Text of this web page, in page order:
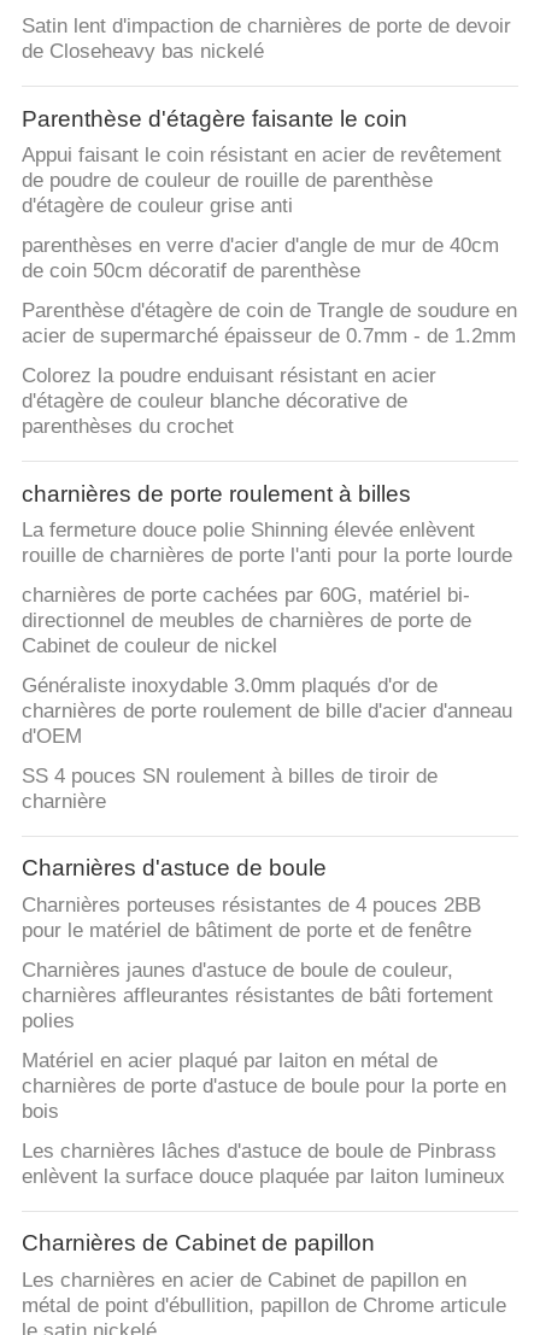
Satin lent d'impaction de charnières de porte de devoir
de Closeheavy bas nickelé
Parenthèse d'étagère faisante le coin
Appui faisant le coin résistant en acier de revêtement
de poudre de couleur de rouille de parenthèse
d'étagère de couleur grise anti
parenthèses en verre d'acier d'angle de mur de 40cm
de coin 50cm décoratif de parenthèse
Parenthèse d'étagère de coin de Trangle de soudure en
acier de supermarché épaisseur de 0.7mm - de 1.2mm
Colorez la poudre enduisant résistant en acier
d'étagère de couleur blanche décorative de
parenthèses du crochet
charnières de porte roulement à billes
La fermeture douce polie Shinning élevée enlèvent
rouille de charnières de porte l'anti pour la porte lourde
charnières de porte cachées par 60G, matériel bi-
directionnel de meubles de charnières de porte de
Cabinet de couleur de nickel
Généraliste inoxydable 3.0mm plaqués d'or de
charnières de porte roulement de bille d'acier d'anneau
d'OEM
SS 4 pouces SN roulement à billes de tiroir de
charnière
Charnières d'astuce de boule
Charnières porteuses résistantes de 4 pouces 2BB
pour le matériel de bâtiment de porte et de fenêtre
Charnières jaunes d'astuce de boule de couleur,
charnières affleurantes résistantes de bâti fortement
polies
Matériel en acier plaqué par laiton en métal de
charnières de porte d'astuce de boule pour la porte en
bois
Les charnières lâches d'astuce de boule de Pinbrass
enlèvent la surface douce plaquée par laiton lumineux
Charnières de Cabinet de papillon
Les charnières en acier de Cabinet de papillon en
métal de point d'ébullition, papillon de Chrome articule
le satin nickelé